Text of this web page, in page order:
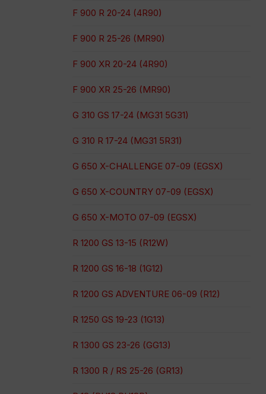
F 900 R 20-24 (4R90)
F 900 R 25-26 (MR90)
F 900 XR 20-24 (4R90)
F 900 XR 25-26 (MR90)
G 310 GS 17-24 (MG31 5G31)
G 310 R 17-24 (MG31 5R31)
G 650 X-CHALLENGE 07-09 (EGSX)
G 650 X-COUNTRY 07-09 (EGSX)
G 650 X-MOTO 07-09 (EGSX)
R 1200 GS 13-15 (R12W)
R 1200 GS 16-18 (1G12)
R 1200 GS ADVENTURE 06-09 (R12)
R 1250 GS 19-23 (1G13)
R 1300 GS 23-26 (GG13)
R 1300 R / RS 25-26 (GR13)